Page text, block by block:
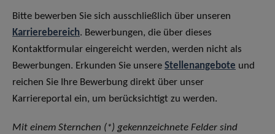
Bitte bewerben Sie sich ausschließlich über unseren
Karrierebereich. Bewerbungen, die über dieses
Kontaktformular eingereicht werden, werden nicht als
Bewerbungen. Erkunden Sie unsere Stellenangebote und
reichen Sie Ihre Bewerbung direkt über unser
Karriereportal ein, um berücksichtigt zu werden.
Mit einem Sternchen (*) gekennzeichnete Felder sind